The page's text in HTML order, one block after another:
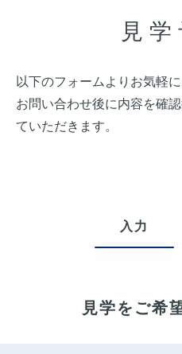
見学
以下のフォームよりお気軽
お問い合わせ後に内容を確
ていただきます。
入力
見学をご希